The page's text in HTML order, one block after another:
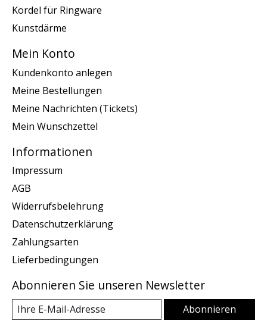
Kordel für Ringware
Kunstdärme
Mein Konto
Kundenkonto anlegen
Meine Bestellungen
Meine Nachrichten (Tickets)
Mein Wunschzettel
Informationen
Impressum
AGB
Widerrufsbelehrung
Datenschutzerklärung
Zahlungsarten
Lieferbedingungen
Abonnieren Sie unseren Newsletter
Abonnieren